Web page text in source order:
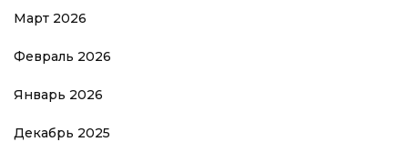
Март 2026
Февраль 2026
Январь 2026
Декабрь 2025